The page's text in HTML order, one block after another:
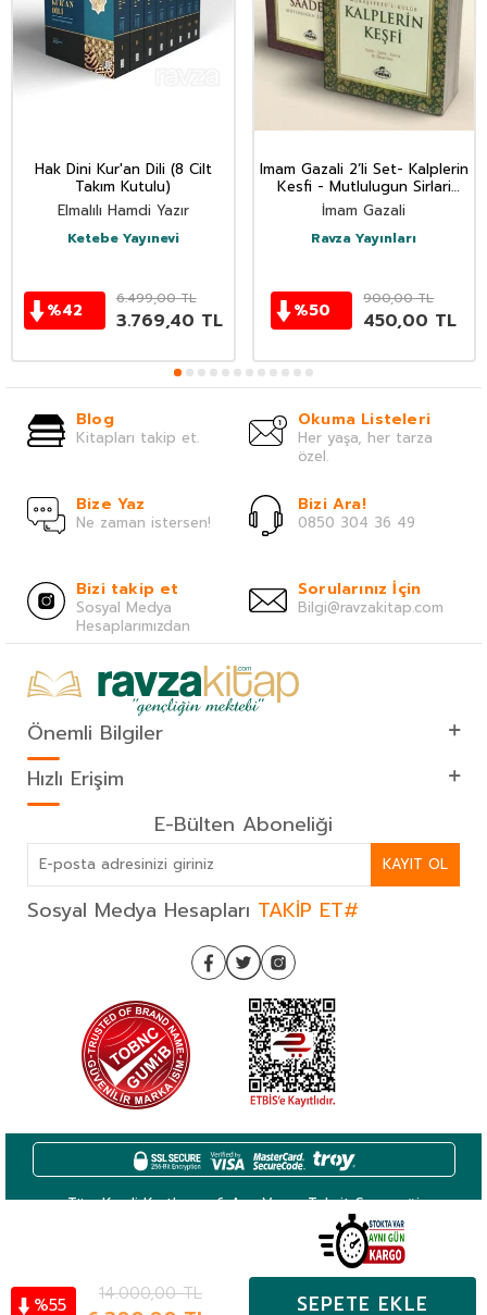
%55 14.000,00TL SEPETE EKLE
Hak Dini Kur'an Dili (8 Cilt
Takım Kutulu)
Elmalılı Hamdi Yazır
Ketebe Yayınevi
%42
6.499,00TL
3.769,40 TL
Imam Gazali 2’li Set- Kalplerin
Kesfi - Mutlulugun Sirlari
Kimyayi Saadet
İmam Gazali
Ravza Yayınları
%50
900,00TL
450,00 TL
Blog
Kitapları takip et.
Okuma Listeleri
Her yaşa, her tarza
özel.
Bize Yaz
Ne zaman istersen!
Bizi Ara!
0850 304 36 49
Bizi takip et
Sosyal Medya
Hesaplarımızdan
Sorularınız İçin
Bilgi@ravzakitap.com
Önemli Bilgiler
Hızlı Erişim
E-Bülten Aboneliği
KAYIT OL
Sosyal Medya Hesapları TAKİP ET#
Tüm Kredi Kartlarına 6 Aya Varan Taksit Seçeneği